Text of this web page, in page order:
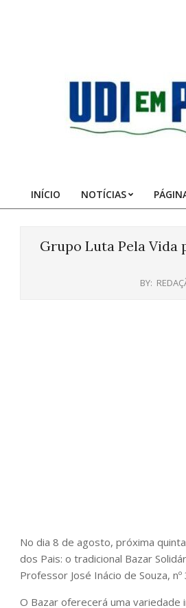
Pauta
Primary
INÍCIO NOTÍCIAS
Grupo Luta Pela Vida
BY:
No dia 8 de agosto, próxima
dos Pais: o tradicional Bazar
Professor José Inácio de Souza,
O Bazar oferecerá uma variedade